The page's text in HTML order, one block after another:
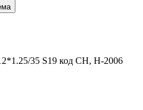
35 S19 код CH, H-2006